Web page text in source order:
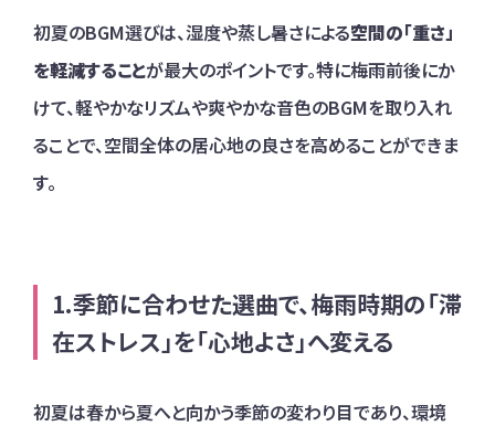
初夏のBGM選びは、湿度や蒸し暑さによる空間の「重さ」
を軽減することが最大のポイントです。特に梅雨前後にか
けて、軽やかなリズムや爽やかな音色のBGMを取り入れ
ることで、空間全体の居心地の良さを高めることができま
す。
季節に合わせた選曲で、梅雨時期の「滞
在ストレス」を「心地よさ」へ変える
初夏は春から夏へと向かう季節の変わり目であり、環境